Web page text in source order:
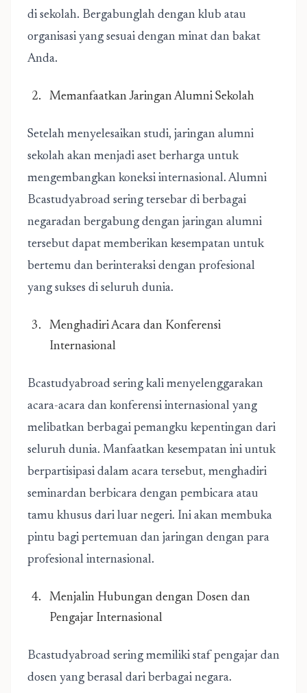
di sekolah. Bergabunglah dengan klub atau
organisasi yang sesuai dengan minat dan bakat
Anda.
Memanfaatkan Jaringan Alumni Sekolah
Setelah menyelesaikan studi, jaringan alumni
sekolah akan menjadi aset berharga untuk
mengembangkan koneksi internasional. Alumni
Bcastudyabroad sering tersebar di berbagai
negaradan bergabung dengan jaringan alumni
tersebut dapat memberikan kesempatan untuk
bertemu dan berinteraksi dengan profesional
yang sukses di seluruh dunia.
Menghadiri Acara dan Konferensi
Internasional
Bcastudyabroad sering kali menyelenggarakan
acara-acara dan konferensi internasional yang
melibatkan berbagai pemangku kepentingan dari
seluruh dunia. Manfaatkan kesempatan ini untuk
berpartisipasi dalam acara tersebut, menghadiri
seminardan berbicara dengan pembicara atau
tamu khusus dari luar negeri. Ini akan membuka
pintu bagi pertemuan dan jaringan dengan para
profesional internasional.
Menjalin Hubungan dengan Dosen dan
Pengajar Internasional
Bcastudyabroad sering memiliki staf pengajar dan
dosen yang berasal dari berbagai negara.